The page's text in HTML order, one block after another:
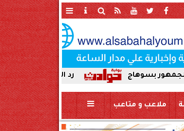
رد الجميل لأصحاب العطاء. إدارة
ملاعب و متاعب